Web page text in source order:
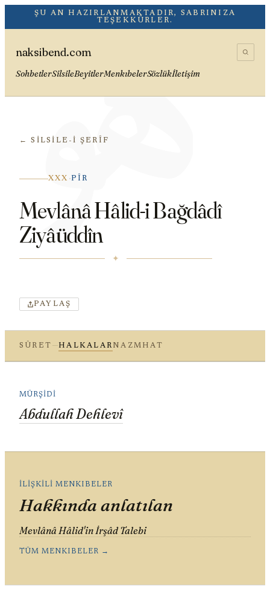
هُوَ
ŞU AN HAZIRLANMAKTADIR, SABRINIZA
TEŞEKKÜRLER.
naksibend.com
SohbetlerSilsileBeyitlerMenkıbelerSözlükİletişim
← SILSILE-I ŞERÎF
XXX ·PÎR
Mevlânâ Hâlid-i Bağdâdî
Ziyâüddîn
✦
PAYLAŞ
SÛRET —HALKALAR NAZM HAT
MÜRŞIDI
Abdullah Dehlevî
ILIŞKILI MENKIBELER
Hakkında anlatılan
Mevlânâ Hâlid'in İrşâd Talebi
TÜM MENKIBELER →